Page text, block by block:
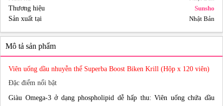
Thương hiệu
Sunsho
Sản xuất tại
Nhật Bản
Mô tả sản phẩm
Viên uống dầu nhuyễn thể Superba Boost Biken Krill (Hộp x 120 viên)
Đặc điểm nổi bật
Giàu Omega-3 ở dạng phospholipid dễ hấp thu: Viên uống chứa dầu